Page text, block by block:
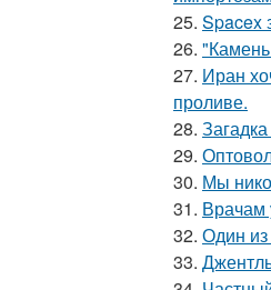
25. Spacex
26.
27. Иран
проливе.
28.
29.
30. Мы
31. Врачам
32. Один
33.